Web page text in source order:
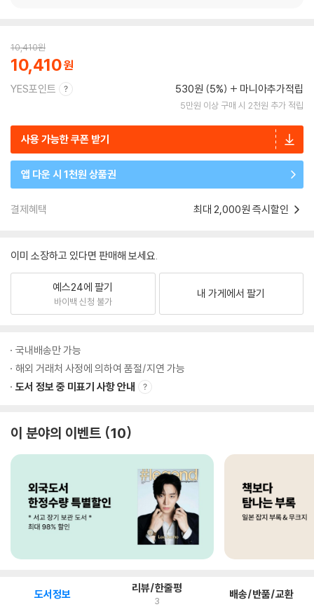
10,410원
10,410
YES포인트 530원 (5%) 마니아추가적립
5만원 이상 구매 시 2천원 추가 적립
사용 가능한 쿠폰 받기
앱 다운 시 1천원 상품권
결제혜택 최대 2,000원 즉시할인
이미 소장하고 있다면 판매해 보세요.
예스24에 팔기
바이백 신청 불가
내 가게에서 팔기
국내배송만 가능
해외 거래처 사정에 의하여 품절/지연 가능
도서 정보 중 미표기 사항 안내
이 분야의 이벤트 10
도서정보 리뷰/한줄평
3 배송/반품/교환